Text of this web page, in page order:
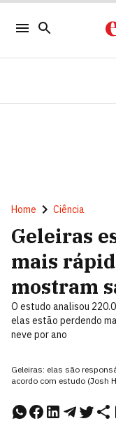
Home Ciência
Geleiras
mais
mostram
O estudo analisou
elas estão perdendo
neve por ano
Geleiras: elas são
acordo com estudo (Josh